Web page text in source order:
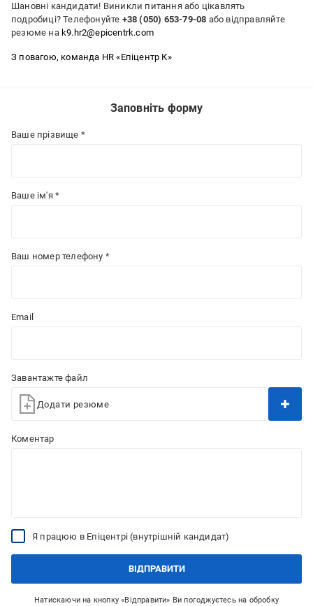
Шановні кандидати! Виникли питання або цікавлять
подробиці? Телефонуйте +38 (050) 653-79-08 або відправляйте
резюме на k9.hr2@epicentrk.com
З повагою, команда HR «Епіцентр К»
Заповніть форму
Ваше прізвище *
Ваше ім'я *
Ваш номер телефону *
Email
Завантажте файл
Додати резюме
Коментар
Я працюю в Епіцентрі (внутрішній кандидат)
ВІДПРАВИТИ
Натискаючи на кнопку «Відправити» Ви погоджуєтесь на обробку